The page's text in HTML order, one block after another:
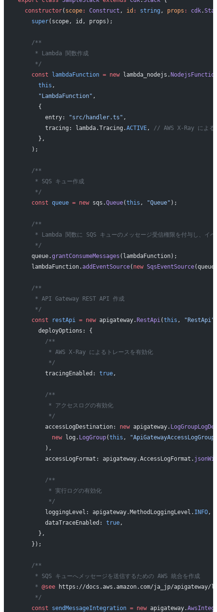
  constructor
( scope: Construct , id : string , props : cdk.
    super
(scope, id, props);
    /**
     * Lambda 関数作成
     */
    const
lambdaFunction = new lambda_nodejs.
      this
,
      "LambdaFunction"
,
      {
        entry:
"src/handler.ts" ,
        tracing: lambda.Tracing.
ACTIVE,
// AWS X-Ray による
      },
    );
    /**
     * SQS キュー作成
     */
    const
queue = new sqs.Queue(this , "Queue" );
    /**
* Lambda 関数に SQS キューのメッセージ受信権限を付与し、イベ
     */
    queue.
grantConsumeMessages (lambdaFunction);
    lambdaFunction.
addEventSource( new SqsEventSource
    /**
     * API Gateway REST API 作成
     */
    const
restApi = new apigateway.RestApi (this , "RestApi"
      deployOptions: {
        /**
         * AWS X-Ray によるトレースを有効化
         */
        tracingEnabled:
true,
        /**
         * アクセスログの有効化
         */
        accessLogDestination:
new apigateway.
          new
log. LogGroup(this ,
        ),
        accessLogFormat: apigateway.AccessLogFormat.
        /**
         * 実行ログの有効化
         */
        loggingLevel: apigateway.MethodLoggingLevel.
INFO,
        dataTraceEnabled:
true,
      },
    });
    /**
     * SQS キューへメッセージを送信するための AWS 統合を作成
     *
@see https://docs.aws.amazon.com/ja_jp/
     */
    const
sendMessageIntegration = new apigateway.